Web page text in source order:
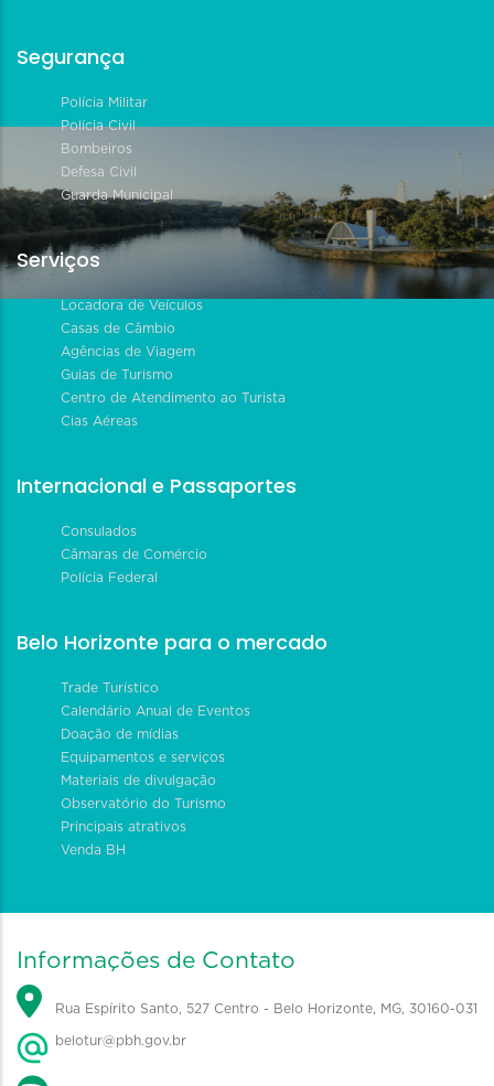
Segurança
Polícia Militar
Polícia Civil
Bombeiros
Defesa Civil
Guarda Municipal
Serviços
Locadora de Veículos
Casas de Câmbio
Agências de Viagem
Guias de Turismo
Centro de Atendimento ao Turista
Cias Aéreas
Internacional e Passaportes
Consulados
Câmaras de Comércio
Polícia Federal
Belo Horizonte para o mercado
Trade Turístico
Calendário Anual de Eventos
Doação de mídias
Equipamentos e serviços
Materiais de divulgação
Observatório do Turismo
Principais atrativos
Venda BH
Informações de Contato
Rua Espírito Santo, 527 Centro - Belo Horizonte, MG, 30160-031
belotur@pbh.gov.br